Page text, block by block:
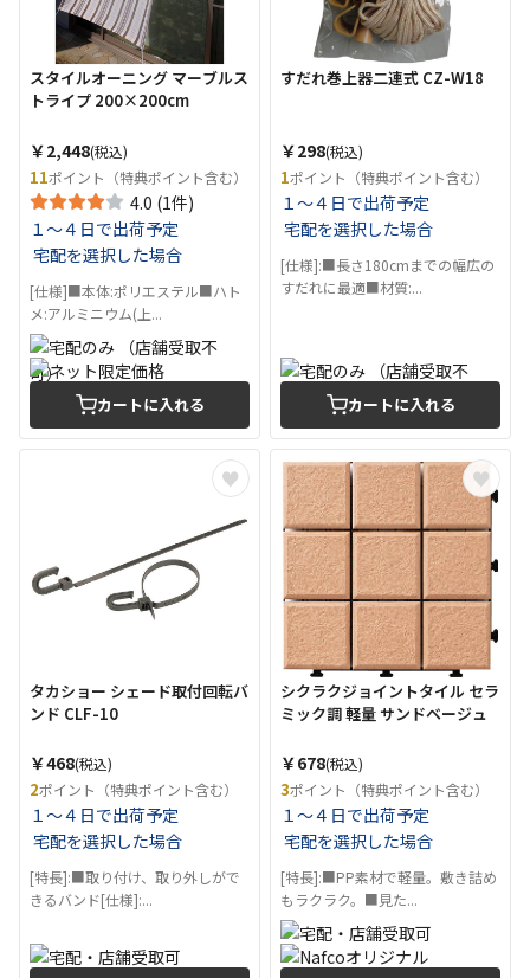
スタイルオーニング マーブルス
トライプ 200×200cm
￥2,448(税込)
11ポイント（特典ポイント含む）
4.0 (1件)
１～４日で出荷予定
宅配を選択した場合
[仕様]■本体:ポリエステル■ハト
メ:アルミニウム(上...
カートに入れる
すだれ巻上器二連式 CZ-W18
￥298(税込)
1ポイント（特典ポイント含む）
１～４日で出荷予定
宅配を選択した場合
[仕様]:■長さ180cmまでの幅広の
すだれに最適■材質:...
カートに入れる
タカショー シェード取付回転バ
ンド CLF-10
￥468(税込)
2ポイント（特典ポイント含む）
１～４日で出荷予定
宅配を選択した場合
[特長]:■取り付け、取り外しがで
きるバンド[仕様]:...
シクラクジョイントタイル セラ
ミック調 軽量 サンドベージュ
￥678(税込)
3ポイント（特典ポイント含む）
１～４日で出荷予定
宅配を選択した場合
[特長]:■PP素材で軽量。敷き詰め
もラクラク。■見た...